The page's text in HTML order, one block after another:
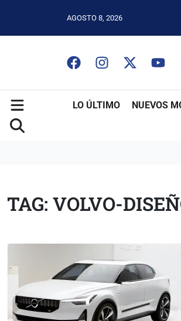
AGOSTO 8, 2026
LO ÚLTIMO NUEVOS
TAG: VOLVO-